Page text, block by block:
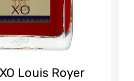
Louis Royer